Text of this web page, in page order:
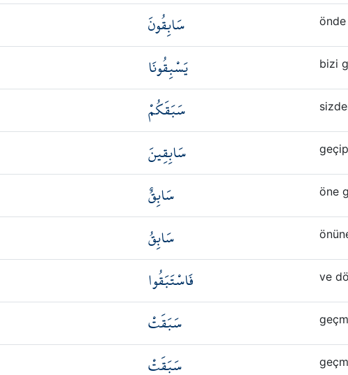
سَابِقُونَ
يَسْبِقُونَا bizi
سَبَقَكُمْ
سَابِقِينَ
سَابِقٌ öne
سَابِقُ
فَاسْتَبَقُوا ve
سَبَقَتْ
سَبَقَتْ